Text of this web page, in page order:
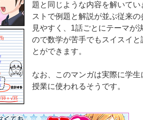
題と同じような内容を解いてい
ストで例題と解説が並ぶ従来の
見やすく、1話ごとにテーマが
ので数学が苦手でもスイスイと
とができます。
なお、このマンガは実際に学生
授業に使われるそうです。